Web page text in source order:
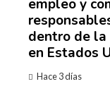
empleo y
dentro de la
en Estados
Hace 3 días